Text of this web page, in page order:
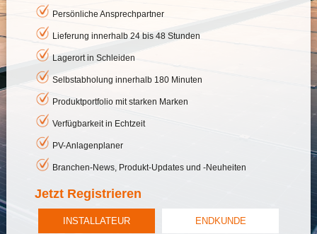
Persönliche Ansprechpartner
Lieferung innerhalb 24 bis 48 Stunden
Lagerort in Schleiden
Selbstabholung innerhalb 180 Minuten
Produktportfolio mit starken Marken
Verfügbarkeit in Echtzeit
PV-Anlagenplaner
Branchen-News, Produkt-Updates und -Neuheiten
Jetzt Registrieren
INSTALLATEUR ENDKUNDE